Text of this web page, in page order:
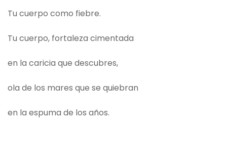
Tu cuerpo como fiebre.
Tu cuerpo, fortaleza cimentada
en la caricia que descubres,
ola de los mares que se quiebran
en la espuma de los años.